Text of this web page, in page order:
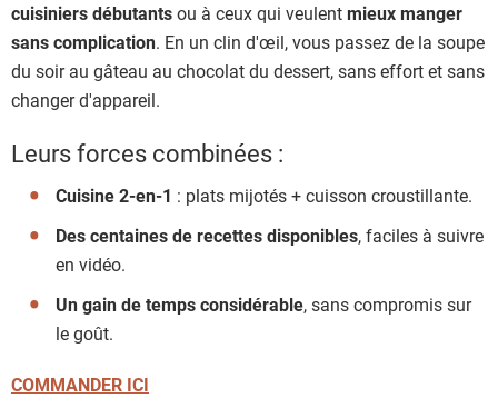
cuisiniers débutantsou à ceux qui veulentmieux manger
sans complication. En un clin d'œil, vous passez de la soupe
du soir au gâteau au chocolat du dessert, sans effort et sans
changer d'appareil.
Leurs forces combinées :
Cuisine 2-en-1 : plats mijotés + cuisson croustillante.
Des centaines de recettes disponibles, faciles à suivre
en vidéo.
Un gain de temps considérable, sans compromis sur
le goût.
COMMANDER ICI